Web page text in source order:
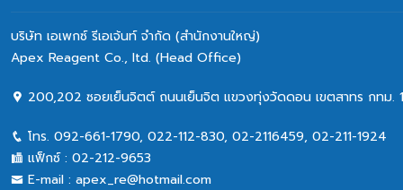
บริษัท เอเพกซ์ รีเอเจ้นท์ จำกัด (สำนักงานใหญ่)
Apex Reagent Co., Itd. (Head Office)
200,202 ซอยเย็นจิตต์ ถนนเย็นจิต แขวงทุ่งวัดดอน เขตสาทร กทม.
โทร. 092-661-1790, 022-112-830, 02-2116459, 02-211-1924
แฟ็กซ์ : 02-212-9653
E-mail : apex_re@hotmail.com